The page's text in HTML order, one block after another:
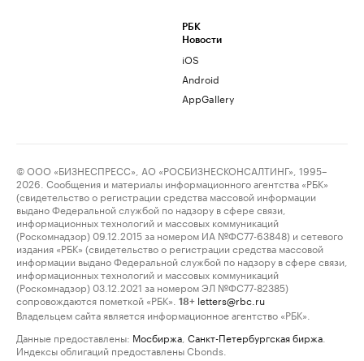
РБК
Новости
iOS
Android
AppGallery
© ООО «БИЗНЕСПРЕСС», АО «РОСБИЗНЕСКОНСАЛТИНГ», 1995–
2026. Сообщения и материалы информационного агентства «РБК»
(свидетельство о регистрации средства массовой информации
выдано Федеральной службой по надзору в сфере связи,
информационных технологий и массовых коммуникаций
(Роскомнадзор) 09.12.2015 за номером ИА №ФС77-63848) и сетевого
издания «РБК» (свидетельство о регистрации средства массовой
информации выдано Федеральной службой по надзору в сфере связи,
информационных технологий и массовых коммуникаций
(Роскомнадзор) 03.12.2021 за номером ЭЛ №ФС77-82385)
сопровождаются пометкой «РБК».
18+ letters@rbc.ru
Владельцем сайта является информационное агентство «РБК».
Данные предоставлены: Мосбиржа Санкт-Петербургская биржа
Индексы облигаций предоставлены Cbonds.